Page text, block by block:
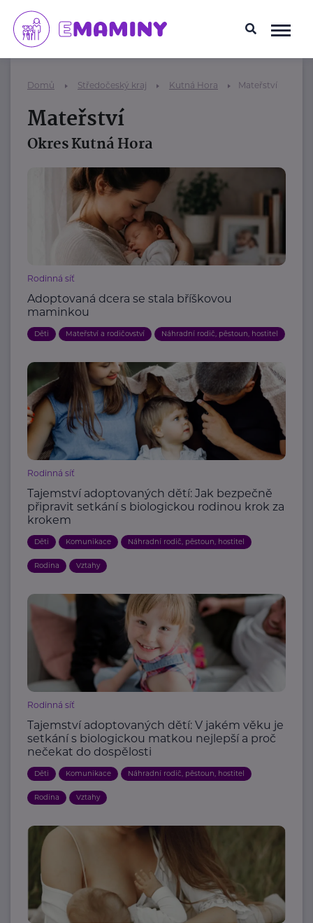
Domů Středočeský kraj Kutná Hora Mateřství
Mateřství
Okres Kutná Hora
Rodinná síť
Adoptovaná dcera se stala bříškovou
maminkou
Děti Mateřství a rodičovství Náhradní rodič, pěstoun, hostitel
Rodinná síť
Tajemství adoptovaných dětí: Jak bezpečně
připravit setkání s biologickou rodinou krok za
krokem
Děti Komunikace Náhradní rodič, pěstoun, hostitel
Rodina Vztahy
Rodinná síť
Tajemství adoptovaných dětí: V jakém věku je
setkání s biologickou matkou nejlepší a proč
nečekat do dospělosti
Děti Komunikace Náhradní rodič, pěstoun, hostitel
Rodina Vztahy